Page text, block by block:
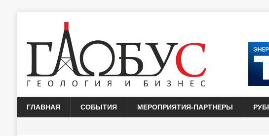
ГЛАВНАЯ СОБЫТИЯ МЕРОПРИЯТИЯ-ПАРТНЕРЫ